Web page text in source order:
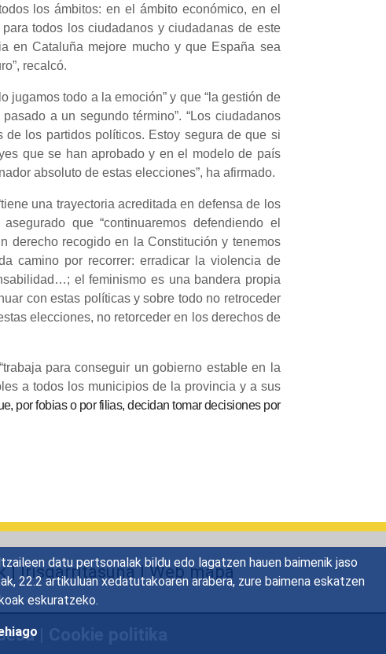
datu pertsonalak bildu edo lagatzen hauen baimenik jaso
22.2 artikuluan xedatutakoaren arabera, zure baimena eskatzen
eskuratzeko.
los ámbitos: en el ámbito económico, en el
todos los ciudadanos y ciudadanas de este
en Cataluña mejore mucho y que España sea
recalcó.
jugamos todo a la emoción” y que “la gestión de
a un segundo término”. “Los ciudadanos
los partidos políticos. Estoy segura de que si
que se han aprobado y en el modelo de país
absoluto de estas elecciones”, ha afirmado.
una trayectoria acreditada en defensa de los
que “continuaremos defendiendo el
derecho recogido en la Constitución y tenemos
camino por recorrer: erradicar la violencia de
el feminismo es una bandera propia
con estas políticas y sobre todo no retroceder
elecciones, no retorceder en los derechos de
para conseguir un gobierno estable en la
a todos los municipios de la provincia y a sus
por fobias o por filias, decidan tomar decisiones por
|Irisgarritasuna|Web mapa
|